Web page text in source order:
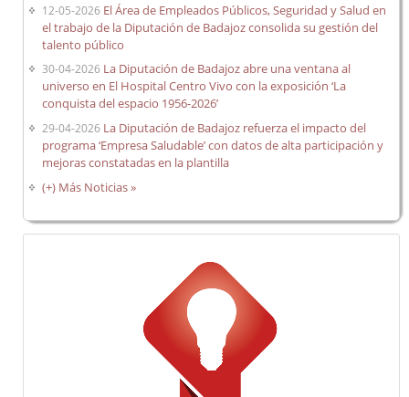
12-05-2026 El Área de Empleados Públicos, Seguridad y Salud en
el trabajo de la Diputación de Badajoz consolida su gestión del
talento público
30-04-2026 La Diputación de Badajoz abre una ventana al
universo en El Hospital Centro Vivo con la exposición ‘La
conquista del espacio 1956-2026’
29-04-2026 La Diputación de Badajoz refuerza el impacto del
programa ‘Empresa Saludable’ con datos de alta participación y
mejoras constatadas en la plantilla
(+) Más Noticias »